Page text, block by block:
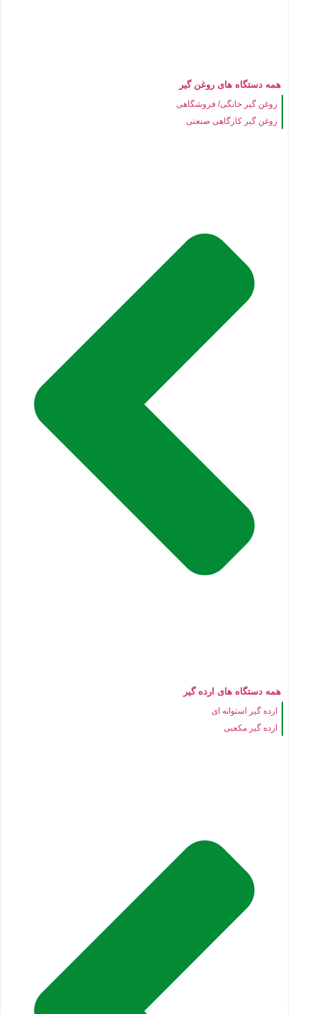
همه دستگاه های روغن گیر
روغن گیر خانگی/ فروشگاهی
روغن گیر کارگاهی صنعتی
همه دستگاه های ارده گیر
ارده گیر استوانه ای
ارده گیر مکعبی